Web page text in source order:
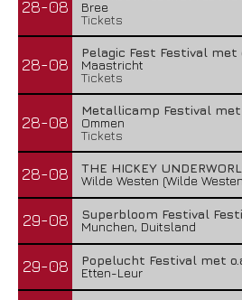
28-08
Bree
Tickets
28-08
Pelagic Fest Festival met
Maastricht
Tickets
28-08
Metallicamp Festival met
Ommen
Tickets
28-08
THE HICKEY
Wilde Westen (Wilde
29-08
Superbloom Festival
Munchen, Duitsland
29-08
Popelucht Festival met
Etten-Leur